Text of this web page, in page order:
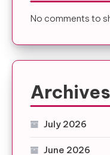
No comments to
Archives
July 2026
June 2026